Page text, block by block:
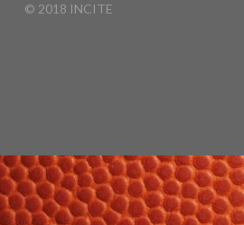
© 2018 INCITE